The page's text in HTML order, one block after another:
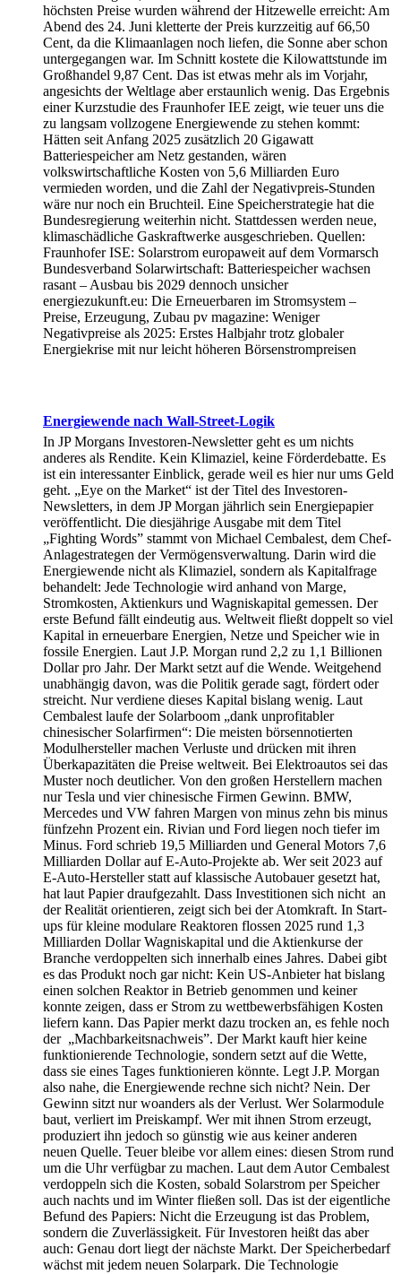
höchsten Preise wurden während der Hitzewelle erreicht: Am
Abend des 24. Juni kletterte der Preis kurzzeitig auf 66,50
Cent, da die Klimaanlagen noch liefen, die Sonne aber schon
untergegangen war. Im Schnitt kostete die Kilowattstunde im
Großhandel 9,87 Cent. Das ist etwas mehr als im Vorjahr,
angesichts der Weltlage aber erstaunlich wenig. Das Ergebnis
einer Kurzstudie des Fraunhofer IEE zeigt, wie teuer uns die
zu langsam vollzogene Energiewende zu stehen kommt:
Hätten seit Anfang 2025 zusätzlich 20 Gigawatt
Batteriespeicher am Netz gestanden, wären
volkswirtschaftliche Kosten von 5,6 Milliarden Euro
vermieden worden, und die Zahl der Negativpreis-Stunden
wäre nur noch ein Bruchteil. Eine Speicherstrategie hat die
Bundesregierung weiterhin nicht. Stattdessen werden neue,
klimaschädliche Gaskraftwerke ausgeschrieben. Quellen:
Fraunhofer ISE: Solarstrom europaweit auf dem Vormarsch
Bundesverband Solarwirtschaft: Batteriespeicher wachsen
rasant – Ausbau bis 2029 dennoch unsicher
energiezukunft.eu: Die Erneuerbaren im Stromsystem –
Preise, Erzeugung, Zubau pv magazine: Weniger
Negativpreise als 2025: Erstes Halbjahr trotz globaler
Energiekrise mit nur leicht höheren Börsenstrompreisen
Energiewende nach Wall-Street-Logik
In JP Morgans Investoren-Newsletter geht es um nichts
anderes als Rendite. Kein Klimaziel, keine Förderdebatte. Es
ist ein interessanter Einblick, gerade weil es hier nur ums Geld
geht. „Eye on the Market“ ist der Titel des Investoren-
Newsletters, in dem JP Morgan jährlich sein Energiepapier
veröffentlicht. Die diesjährige Ausgabe mit dem Titel
„Fighting Words” stammt von Michael Cembalest, dem Chef-
Anlagestrategen der Vermögensverwaltung. Darin wird die
Energiewende nicht als Klimaziel, sondern als Kapitalfrage
behandelt: Jede Technologie wird anhand von Marge,
Stromkosten, Aktienkurs und Wagniskapital gemessen. Der
erste Befund fällt eindeutig aus. Weltweit fließt doppelt so viel
Kapital in erneuerbare Energien, Netze und Speicher wie in
fossile Energien. Laut J.P. Morgan rund 2,2 zu 1,1 Billionen
Dollar pro Jahr. Der Markt setzt auf die Wende. Weitgehend
unabhängig davon, was die Politik gerade sagt, fördert oder
streicht. Nur verdiene dieses Kapital bislang wenig. Laut
Cembalest laufe der Solarboom „dank unprofitabler
chinesischer Solarfirmen“: Die meisten börsennotierten
Modulhersteller machen Verluste und drücken mit ihren
Überkapazitäten die Preise weltweit. Bei Elektroautos sei das
Muster noch deutlicher. Von den großen Herstellern machen
nur Tesla und vier chinesische Firmen Gewinn. BMW,
Mercedes und VW fahren Margen von minus zehn bis minus
fünfzehn Prozent ein. Rivian und Ford liegen noch tiefer im
Minus. Ford schrieb 19,5 Milliarden und General Motors 7,6
Milliarden Dollar auf E-Auto-Projekte ab. Wer seit 2023 auf
E-Auto-Hersteller statt auf klassische Autobauer gesetzt hat,
hat laut Papier draufgezahlt. Dass Investitionen sich nicht an
der Realität orientieren, zeigt sich bei der Atomkraft. In Start-
ups für kleine modulare Reaktoren flossen 2025 rund 1,3
Milliarden Dollar Wagniskapital und die Aktienkurse der
Branche verdoppelten sich innerhalb eines Jahres. Dabei gibt
es das Produkt noch gar nicht: Kein US-Anbieter hat bislang
einen solchen Reaktor in Betrieb genommen und keiner
konnte zeigen, dass er Strom zu wettbewerbsfähigen Kosten
liefern kann. Das Papier merkt dazu trocken an, es fehle noch
der „Machbarkeitsnachweis”. Der Markt kauft hier keine
funktionierende Technologie, sondern setzt auf die Wette,
dass sie eines Tages funktionieren könnte. Legt J.P. Morgan
also nahe, die Energiewende rechne sich nicht? Nein. Der
Gewinn sitzt nur woanders als der Verlust. Wer Solarmodule
baut, verliert im Preiskampf. Wer mit ihnen Strom erzeugt,
produziert ihn jedoch so günstig wie aus keiner anderen
neuen Quelle. Teuer bleibe vor allem eines: diesen Strom rund
um die Uhr verfügbar zu machen. Laut dem Autor Cembalest
verdoppeln sich die Kosten, sobald Solarstrom per Speicher
auch nachts und im Winter fließen soll. Das ist der eigentliche
Befund des Papiers: Nicht die Erzeugung ist das Problem,
sondern die Zuverlässigkeit. Für Investoren heißt das aber
auch: Genau dort liegt der nächste Markt. Der Speicherbedarf
wächst mit jedem neuen Solarpark. Die Technologie